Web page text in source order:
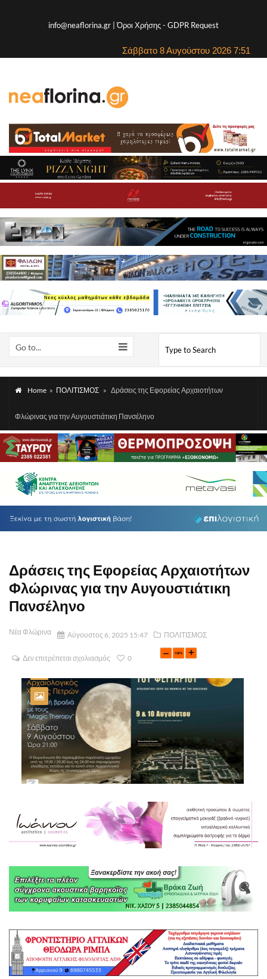
info@neaflorina.gr |Όροι Χρήσης- GDPR Request
Σάββατο 8 Αυγούστου 2026 7:51
Go to...
Home » ΠΟΛΙΤΙΣΜΟΣ » Δράσεις της Εφορείας Αρχαιοτήτων
Φλώρινας για την Αυγουστιάτικη Πανσέληνο
Δράσεις της Εφορείας Αρχαιοτήτων
Φλώρινας για την Αυγουστιάτικη
Πανσέληνο
Νέα Φλώρινα Αύγουστος 6, 2025 15:47 ΠΟΛΙΤΙΣΜΟΣ
Δεν επιτρέπεται σχολιασμός 0